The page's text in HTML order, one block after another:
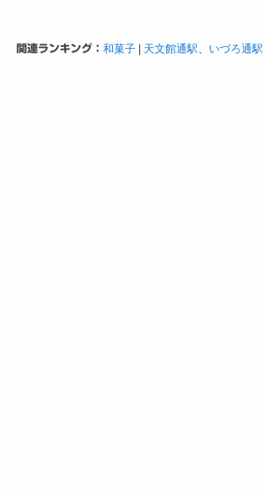
関連ランキング： 和菓子| 天文館通駅、 いづろ通駅